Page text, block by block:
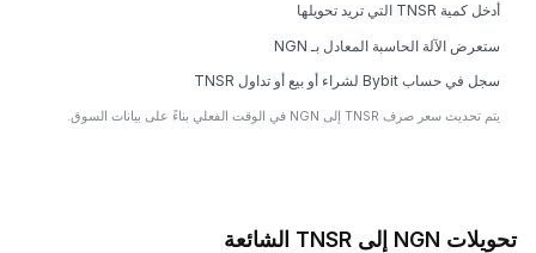
أدخل كمية TNSR التي تريد تحويلها
ستعرض الآلة الحاسبة المعادل بـ NGN
سجل في حساب Bybit لشراء أو بيع أو تداول TNSR
يتم تحديث سعر صرف TNSR إلى NGN في الوقت الفعلي بناءً على بيانات السوق.
تحويلات NGN إلى TNSR الشائعة